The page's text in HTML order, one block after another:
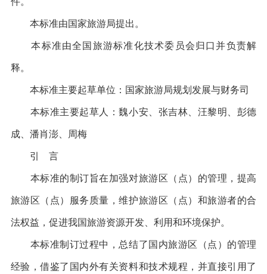
本标准由国家旅游局提出。
本标准由全国旅游标准化技术委员会归口并负责解
释。
本标准主要起草单位：国家旅游局规划发展与财务司
本标准主要起草人：魏小安、张吉林、汪黎明、彭德
成、潘肖澎、周梅
引 言
本标准的制订旨在加强对旅游区（点）的管理，提高
旅游区（点）服务质量，维护旅游区（点）和旅游者的合
法权益，促进我国旅游资源开发、利用和环境保护。
本标准制订过程中，总结了国内旅游区（点）的管理
经验，借鉴了国内外有关资料和技术规程，并直接引用了